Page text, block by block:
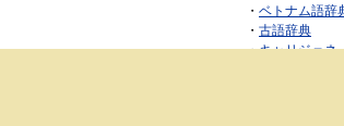
・ ベトナム語辞
・ 古語辞典
・キャリジェネ